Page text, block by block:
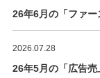
26年6月の「ファ
2026.07.28
26年5月の「広告